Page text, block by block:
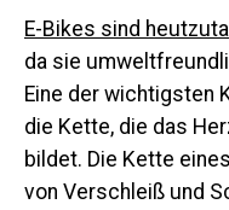
E-Bikes sind
da sie
Eine der wichtigsten
die Kette, die das
bildet. Die Kette
von Verschleiß und